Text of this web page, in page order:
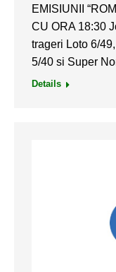
EMISIUNII
CU ORA 18:30
trageri Loto 6/
5/40 si Super
Details